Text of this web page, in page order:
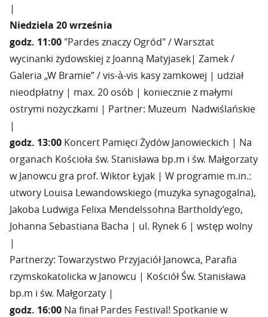
|
Niedziela 20 września
godz. 11:00 "Pardes znaczy Ogród" / Warsztat
wycinanki żydowskiej z Joanną Matyjasek| Zamek /
Galeria „W Bramie” / vis-à-vis kasy zamkowej | udział
nieodpłatny | max. 20 osób | koniecznie z małymi
ostrymi nożyczkami | Partner: Muzeum Nadwiślańskie
|
godz. 13:00 Koncert Pamięci Żydów Janowieckich | Na
organach Kościoła św. Stanisława bp.m i św. Małgorzaty
w Janowcu gra prof. Wiktor Łyjak | W programie m.in.:
utwory Louisa Lewandowskiego (muzyka synagogalna),
Jakoba Ludwiga Felixa Mendelssohna Bartholdy’ego,
Johanna Sebastiana Bacha | ul. Rynek 6 | wstęp wolny
|
Partnerzy: Towarzystwo Przyjaciół Janowca, Parafia
rzymskokatolicka w Janowcu | Kościół Św. Stanisława
bp.m i św. Małgorzaty |
godz. 16:00 Na finał Pardes Festival! Spotkanie w